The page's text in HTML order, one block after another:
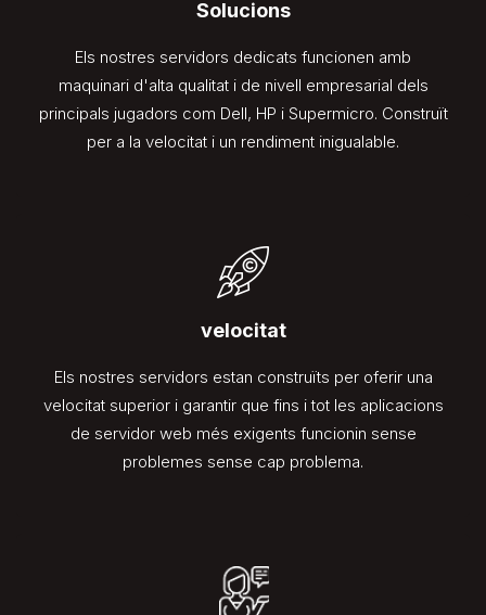
Solucions
Els nostres servidors dedicats funcionen amb
maquinari d'alta qualitat i de nivell empresarial dels
principals jugadors com Dell, HP i Supermicro. Construït
per a la velocitat i un rendiment inigualable.
velocitat
Els nostres servidors estan construïts per oferir una
velocitat superior i garantir que fins i tot les aplicacions
de servidor web més exigents funcionin sense
problemes sense cap problema.